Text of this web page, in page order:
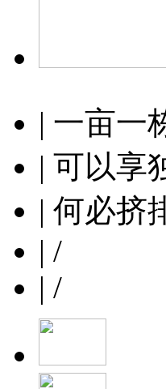
| 一亩一
| 可以享
| 何必挤
| /
| /